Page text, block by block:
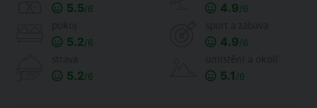
5.5/6 4.9/6
5.2/6 4.9/6
5.2/6 5.1 /6